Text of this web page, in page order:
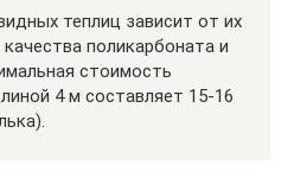
теплиц зависит от их
поликарбоната и
стоимость
4 м составляет 15-16